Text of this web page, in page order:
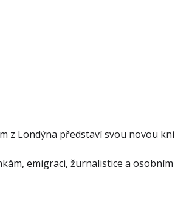
z Londýna představí svou novou
emigraci, žurnalistice a